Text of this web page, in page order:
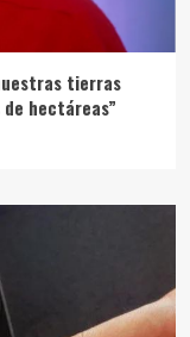
tierras
hectáreas”